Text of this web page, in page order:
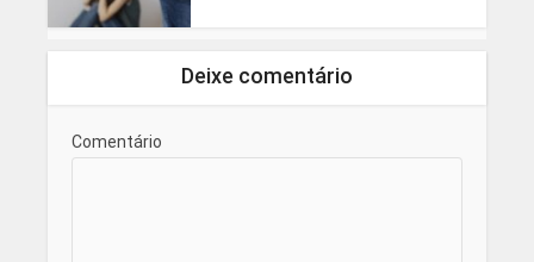
Deixe comentário
Comentário